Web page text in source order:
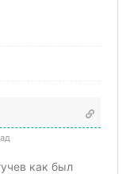
как был